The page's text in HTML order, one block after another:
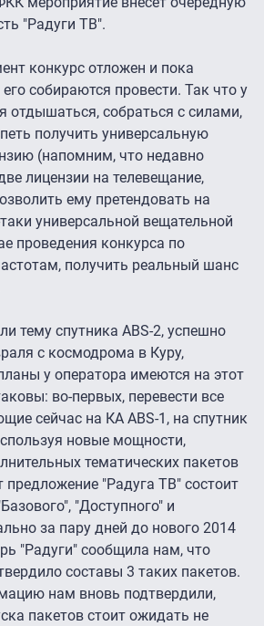
"Радуги ТВ".
конкурс отложен и пока
собираются провести. Так что у
отдышаться, собраться с силами,
получить универсальную
(напомним, что недавно
лицензии на телевещание,
ему претендовать на
универсальной вещательной
проведения конкурса по
получить реальный шанс
тему спутника ABS-2, успешно
с космодрома в Куру,
у оператора имеются на этот
во-первых, перевести все
сейчас на КА ABS-1, на спутник
новые мощности,
тематических пакетов
"Радуга ТВ" состоит
"Доступного" и
за пару дней до нового 2014
"Радуги" сообщила нам, что
составы 3 таких пакетов.
нам вновь подтвердили,
пакетов стоит ожидать не